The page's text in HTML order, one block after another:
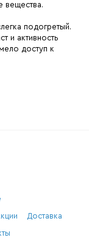
вещества.
подогретый.
и активность
доступ к
Доставка